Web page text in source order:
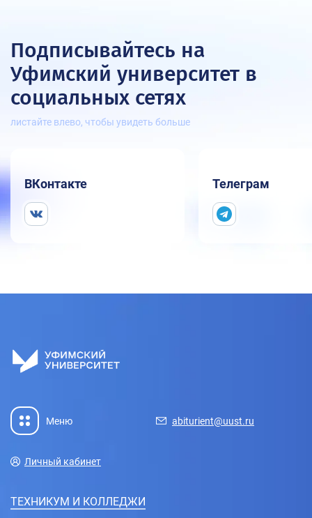
Подписывайтесь на
Уфимский университет в
социальных сетях
листайте влево, чтобы увидеть больше
ВКонтакте Телеграм
Меню abiturient@uust.ru
Личный кабинет
ТЕХНИКУМ И КОЛЛЕДЖИ